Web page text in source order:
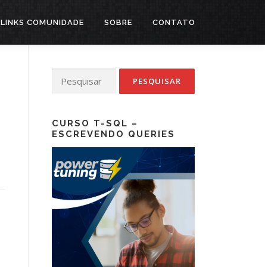
LINKS COMUNIDADE SOBRE CONTATO
por:
CURSO T-SQL –
ESCREVENDO QUERIES